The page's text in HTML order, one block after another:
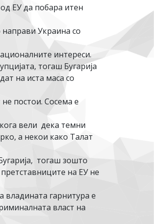
ЕУ да побара итен
Украина со
интереси.
тогаш Бугарија
на иста маса со
постои. Сосема е
вели дека темни
а некои како Талат
тогаш зошто
на ЕУ не
владината гарнитура е
власт на